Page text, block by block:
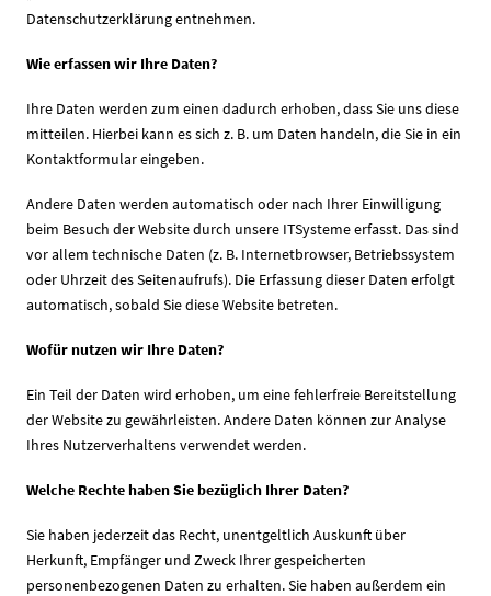
Datenschutzerklärung entnehmen.
Wie erfassen wir Ihre Daten?
Ihre Daten werden zum einen dadurch erhoben, dass Sie uns diese
mitteilen. Hierbei kann es sich z. B. um Daten handeln, die Sie in ein
Kontaktformular eingeben.
Andere Daten werden automatisch oder nach Ihrer Einwilligung
beim Besuch der Website durch unsere ITSysteme erfasst. Das sind
vor allem technische Daten (z. B. Internetbrowser, Betriebssystem
oder Uhrzeit des Seitenaufrufs). Die Erfassung dieser Daten erfolgt
automatisch, sobald Sie diese Website betreten.
Wofür nutzen wir Ihre Daten?
Ein Teil der Daten wird erhoben, um eine fehlerfreie Bereitstellung
der Website zu gewährleisten. Andere Daten können zur Analyse
Ihres Nutzerverhaltens verwendet werden.
Welche Rechte haben Sie bezüglich Ihrer Daten?
Sie haben jederzeit das Recht, unentgeltlich Auskunft über
Herkunft, Empfänger und Zweck Ihrer gespeicherten
personenbezogenen Daten zu erhalten. Sie haben außerdem ein